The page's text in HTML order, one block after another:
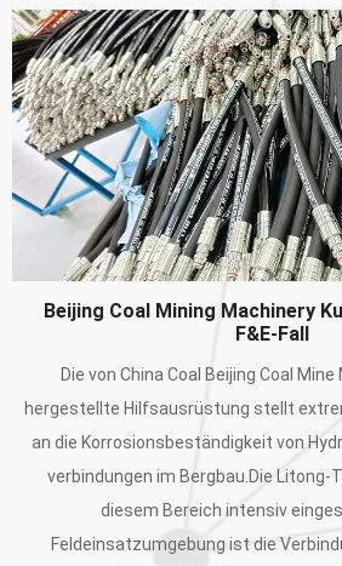
Beijing Coal Mining Machinery
F&E-Fall
Die von China Coal Beijing Coal Mine
hergestellte Hilfsausrüstung stellt
an die Korrosionsbeständigkeit von
verbindungen im Bergbau.Die Litong-
diesem Bereich intensiv
Feldeinsatzumgebung ist die